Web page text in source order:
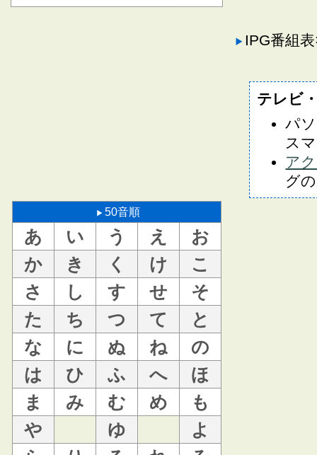
50音順
あ い う え
お
か
き く け
こ
さ
し す せ
そ
た
ち つ て
と
な
に ぬ ね
の
は
ひ ふ へ
ほ
ま
み む め
も
や
ゆ
よ
IPG番組
テレビ
パ
ス
ア
グ